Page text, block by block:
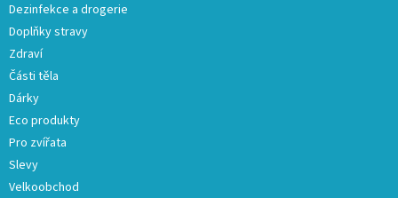
Dezinfekce a drogerie
Doplňky stravy
Zdraví
Části těla
Dárky
Eco produkty
Pro zvířata
Slevy
Velkoobchod